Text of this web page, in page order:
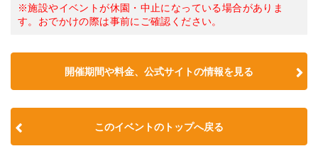
※施設やイベントが休園・中止になっている場合がありま
す。おでかけの際は事前にご確認ください。
開催期間や料金、公式サイトの情報を見る
このイベントのトップへ戻る